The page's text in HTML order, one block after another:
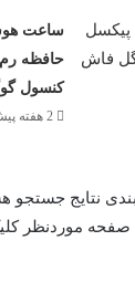
کنسول
2 هفته پیش
موردنظر